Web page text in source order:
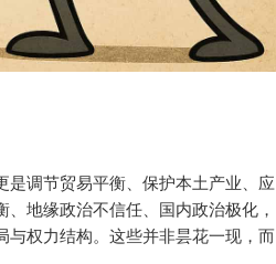
是调节贸易平衡、保护本土产业、应
地缘政治不信任、国内政治极化，
与权力结构。这些并非昙花一现，而